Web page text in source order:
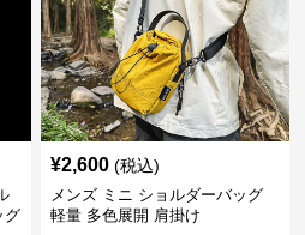
グ
¥2,600 (税込)
メンズ ミニ ショルダーバッグ
軽量 多色展開 肩掛け